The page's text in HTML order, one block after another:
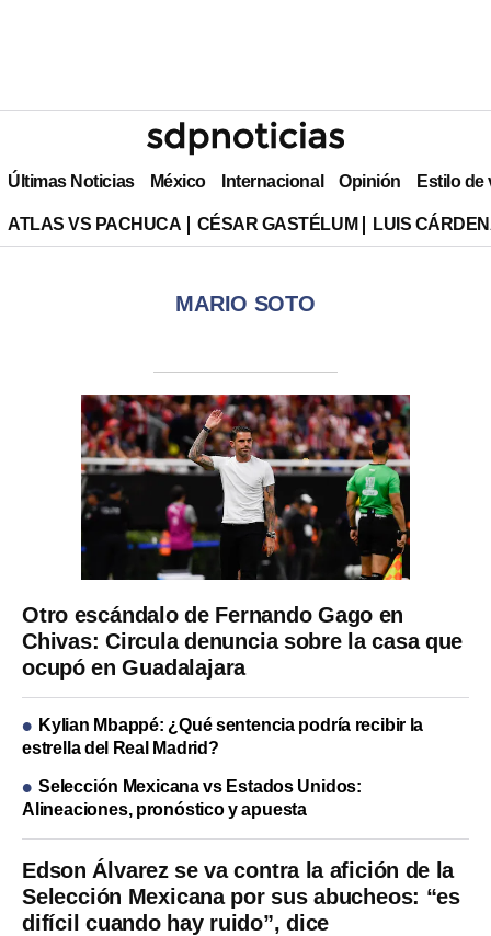
Últimas Noticias México Internacional Opinión Estilo de
ATLAS VS PACHUCA CÉSAR GASTÉLUM LUIS
MARIO SOTO
Edson Álvarez se va contra la afición de la
Selección Mexicana por sus abucheos: “es
difícil cuando hay ruido”, dice
Otro escándalo de Fernando Gago en
Chivas: Circula denuncia sobre la casa que
ocupó en Guadalajara
Kylian Mbappé: ¿Qué sentencia podría recibir la
estrella del Real Madrid?
Selección Mexicana vs Estados Unidos:
Alineaciones, pronóstico y apuesta